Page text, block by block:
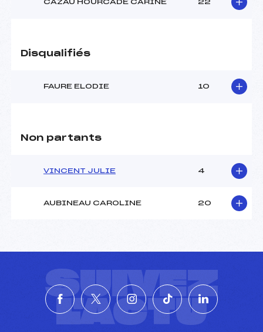
CAZAU HOURCADE CARINE 22
Disqualifiés
FAURE ELODIE 10
Non partants
VINCENT JULIE 4
AUBINEAU CAROLINE 20
SUIVEZ
L'ACTU